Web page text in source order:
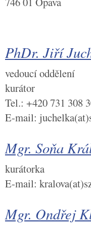
PhDr. Jiří
vedoucí oddělení
kurátor
Tel.: +420 731 308
E-mail:
Mgr. Soňa
kurátorka
E-mail:
Mgr. Ondřej